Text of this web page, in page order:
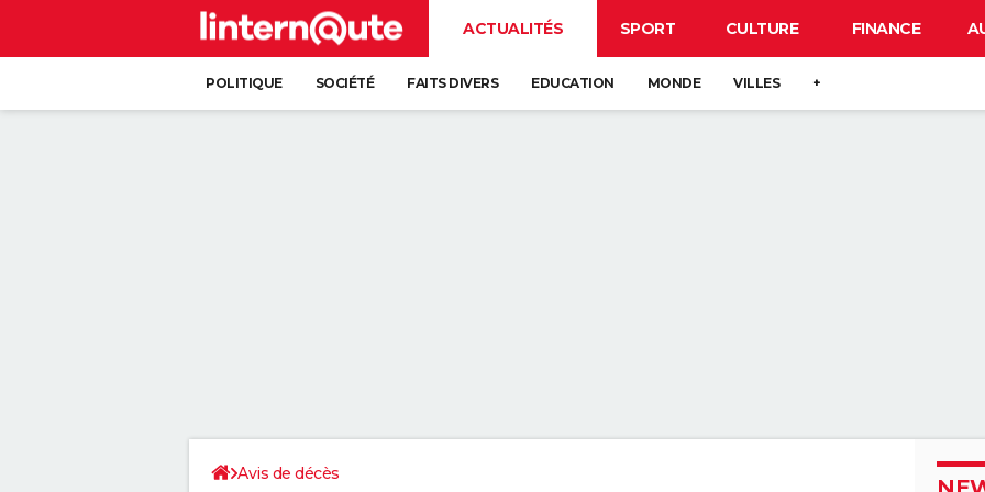
ACTUALITÉS SPORT CULTURE FINANCE
POLITIQUE SOCIÉTÉ FAITS DIVERS EDUCATION MONDE VILLES +
Avis de décès